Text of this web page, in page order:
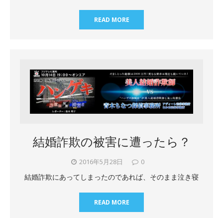
READ MORE
結婚詐欺の被害に遭ったら？
2016年5月28日 0
結婚詐欺にあってしまったのであれば、そのまま泣き寝
READ MORE